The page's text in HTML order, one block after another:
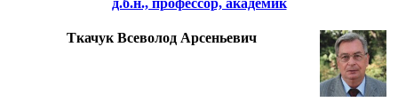
Ткачук Всеволод Арсеньевич